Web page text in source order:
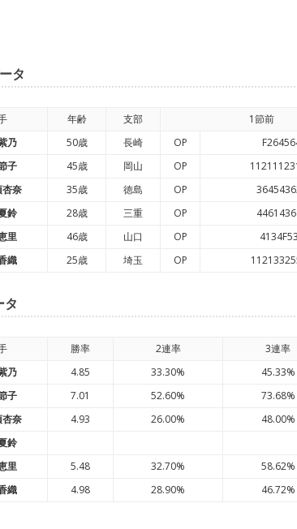
タ
年齢 支部 1節前
乃 50歳 長崎 OP
子 45歳 岡山 OP
杏奈 35歳 徳島 OP
鈴 28歳 三重 OP
里 46歳 山口 OP
織 25歳 埼玉 OP
タ
勝率 2連率 3連率
乃 4.85 33.30% 45.33%
子 7.01 52.60% 73.68%
杏奈 4.93 26.00% 48.00%
鈴
里 5.48 32.70% 58.62%
織 4.98 28.90% 46.72%